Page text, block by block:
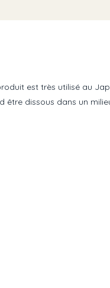
est très utilisé au
dissous dans un